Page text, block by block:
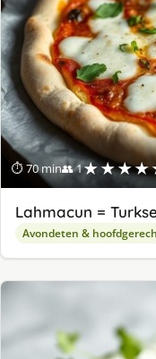
⏱ 70 min👥 1
Lahmacun =
Avondeten &